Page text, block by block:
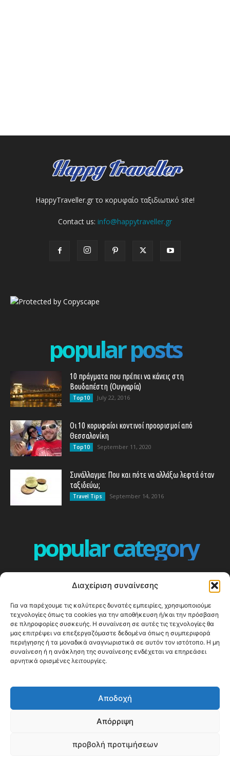
Διαχείριση συναίνεσης
Για να παρέχουμε τις καλύτερες δυνατές εμπειρίες, χρησιμοποιούμε
τεχνολογίες όπως τα cookies για την αποθήκευση ή/και την πρόσβαση
σε πληροφορίες συσκευής. Η συναίνεση σε αυτές τις τεχνολογίες θα
μας επιτρέψει να επεξεργαζόμαστε δεδομένα όπως η συμπεριφορά
περιήγησης ή τα μοναδικά αναγνωριστικά σε αυτόν τον ιστότοπο. Η μη
συναίνεση ή η ανάκληση της συναίνεσης ενδέχεται να επηρεάσει
αρνητικά ορισμένες λειτουργίες.
Αποδοχή
Απόρριψη
προβολή προτιμήσεων
HappyTraveller.gr το κορυφαίο ταξιδιωτικό site!
Contact us: info@happytraveller.gr
popular posts
10 πράγματα που πρέπει να κάνεις στη
Βουδαπέστη (Ουγγαρία)
Top10 July 22, 2016
Οι 10 κορυφαίοι κοντινοί προορισμοί από
Θεσσαλονίκη
Top10 September 11, 2020
Συνάλλαγμα: Που και πότε να αλλάξω λεφτά όταν
ταξιδεύω;
Travel Tips September 14, 2016
popular category
360
ΕΥΡΩΠΗ
332
ΚΟΣΜΟΣ - WORLD
328
Top10
304
Cool spots
ΝΗΣΙΑ
247
© Happy Traveller 2014-2025